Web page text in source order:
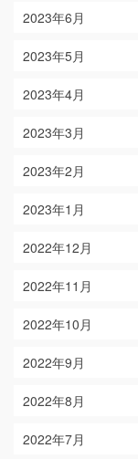
2023年6月
2023年5月
2023年4月
2023年3月
2023年2月
2023年1月
2022年12月
2022年11月
2022年10月
2022年9月
2022年8月
2022年7月